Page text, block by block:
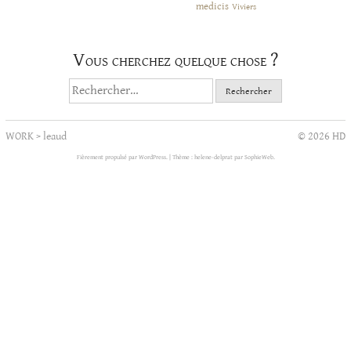
medicis Viviers
Vous cherchez quelque chose ?
Rechercher :
WORK>leaud © 2026 HD
Fièrement propulsé par WordPress. Thème : helene-delprat par SophieWeb.